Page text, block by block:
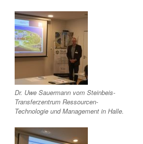
Dr. Uwe Sauermann vom Steinbeis-
Transferzentrum Ressourcen-
Technologie und Management in Halle.